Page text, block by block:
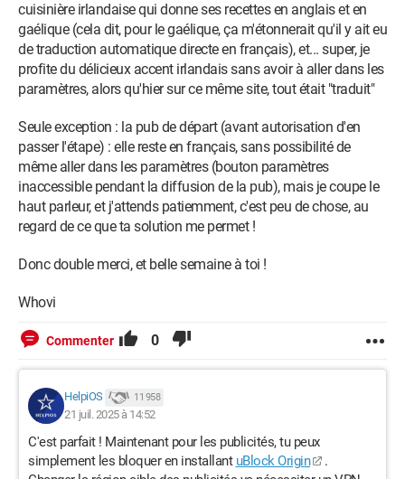
cuisinière irlandaise qui donne ses recettes en anglais et en
gaélique (cela dit, pour le gaélique, ça m'étonnerait qu'il y ait eu
de traduction automatique directe en français), et... super, je
profite du délicieux accent irlandais sans avoir à aller dans les
paramètres, alors qu'hier sur ce même site, tout était "traduit"
Seule exception : la pub de départ (avant autorisation d'en
passer l'étape) : elle reste en français, sans possibilité de
même aller dans les paramètres (bouton paramètres
inaccessible pendant la diffusion de la pub), mais je coupe le
haut parleur, et j'attends patiemment, c'est peu de chose, au
regard de ce que ta solution me permet !
Donc double merci, et belle semaine à toi !
Whovi
Commenter 0
HelpiOS 11 958
21 juil. 2025 à 14:52
C'est parfait ! Maintenant pour les publicités, tu peux
simplement les bloquer en installant uBlock Origin
.